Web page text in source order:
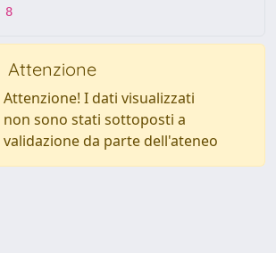
8
Attenzione
Attenzione! I dati visualizzati
non sono stati sottoposti a
validazione da parte dell'ateneo